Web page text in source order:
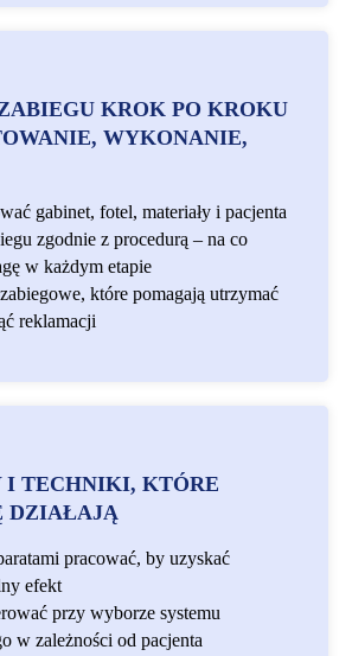
KROK PO KROKU
WYKONANIE,
gabinet, fotel, materiały i pacjenta
zgodnie z procedurą – na co
w każdym etapie
które pomagają utrzymać
reklamacji
I TECHNIKI, KTÓRE
DZIAŁAJĄ
pracować, by uzyskać
efekt
przy wyborze systemu
w zależności od pacjenta